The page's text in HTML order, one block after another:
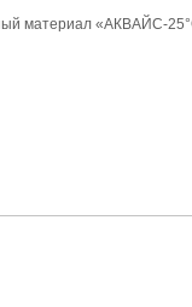
материал «АКВАЙС-